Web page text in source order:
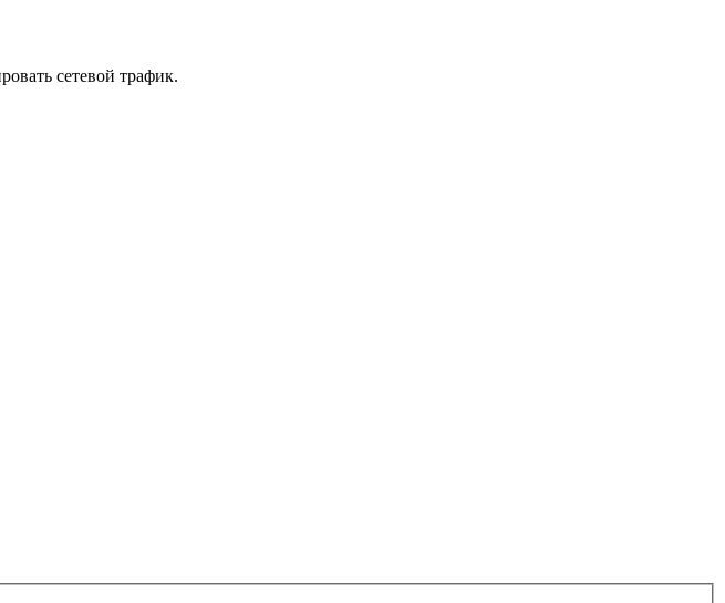
сетевой трафик.